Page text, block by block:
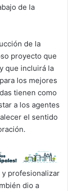
de la
de la
proyecto que
que incluirá la
los mejores
tienen como
a los agentes
el sentido
profesionalizar
dio a